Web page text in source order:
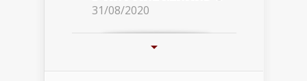
31/08/2020